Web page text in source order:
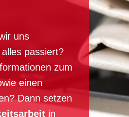
uns
passiert?
zum
einen
Dann setzen
in